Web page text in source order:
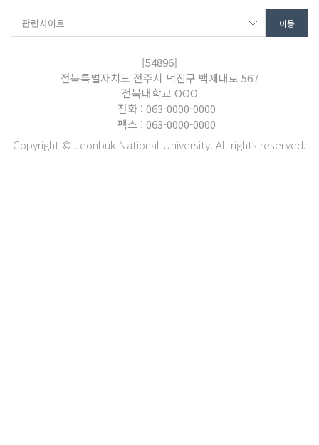
[54896]
전북특별자치도 전주시 덕진구 백제대로 567
전북대학교 OOO
전화 : 063-0000-0000
팩스 : 063-0000-0000
Copyright © Jeonbuk National University. All rights reserved.